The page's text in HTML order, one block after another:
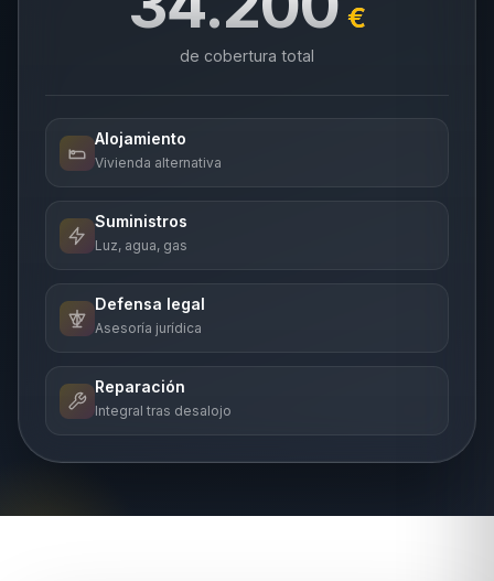
€
de cobertura total
Alojamiento
Vivienda alternativa
Suministros
Luz, agua, gas
Defensa legal
Asesoría jurídica
Reparación
Integral tras desalojo